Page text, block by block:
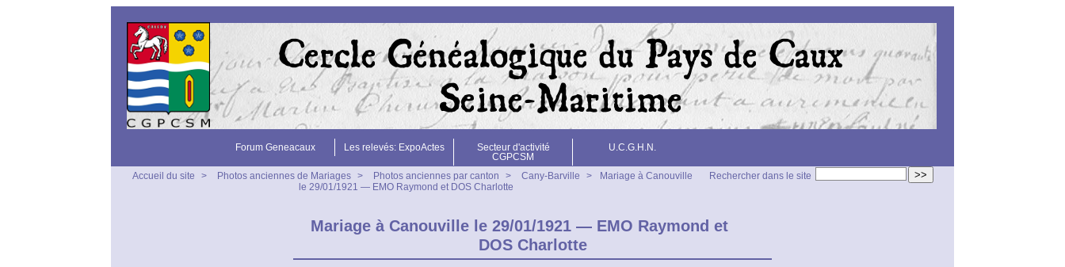
Forum Geneacaux Les relevés: ExpoActes
Secteur d'activité
CGPCSM
U.C.G.H.N.
>>
Rechercher dans le site
Accueil du site > Photos anciennes de Mariages > Photos anciennes par canton > Cany-Barville >
Mariage à Canouville
le 29/01/1921 — EMO Raymond et DOS Charlotte
Mariage à Canouville le 29/01/1921 — EMO Raymond et
DOS Charlotte